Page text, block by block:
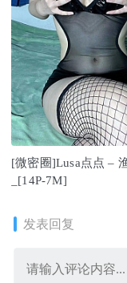
[微密圈]Lusa点点 –
_[14P-7M]
发表回复